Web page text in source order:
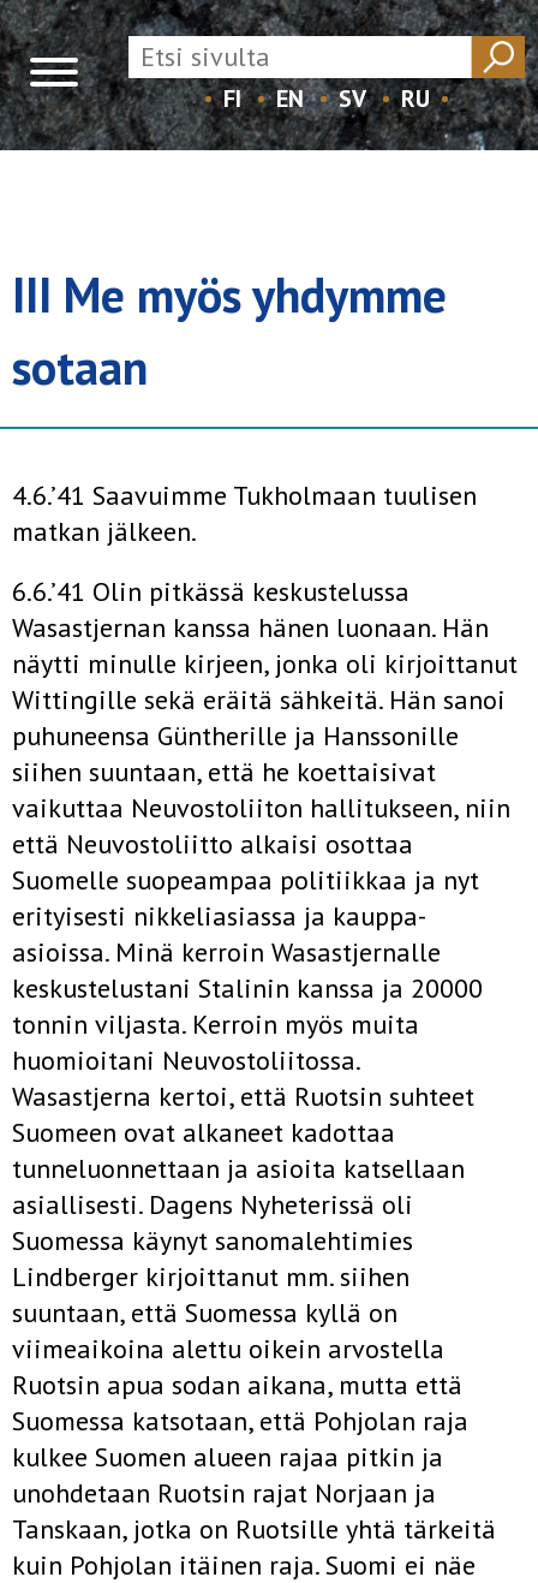
FI EN SV RU
III Me myös yhdymme
sotaan
4.6.’41 Saavuimme Tukholmaan tuulisen
matkan jälkeen.
6.6.’41 Olin pitkässä keskustelussa
Wasastjernan kanssa hänen luonaan. Hän
näytti minulle kirjeen, jonka oli kirjoittanut
Wittingille sekä eräitä sähkeitä. Hän sanoi
puhuneensa Güntherille ja Hanssonille
siihen suuntaan, että he koettaisivat
vaikuttaa Neuvostoliiton hallitukseen, niin
että Neuvostoliitto alkaisi osottaa
Suomelle suopeampaa politiikkaa ja nyt
erityisesti nikkeliasiassa ja kauppa-
asioissa. Minä kerroin Wasastjernalle
keskustelustani Stalinin kanssa ja 20000
tonnin viljasta. Kerroin myös muita
huomioitani Neuvostoliitossa.
Wasastjerna kertoi, että Ruotsin suhteet
Suomeen ovat alkaneet kadottaa
tunneluonnettaan ja asioita katsellaan
asiallisesti. Dagens Nyheterissä oli
Suomessa käynyt sanomalehtimies
Lindberger kirjoittanut mm. siihen
suuntaan, että Suomessa kyllä on
viimeaikoina alettu oikein arvostella
Ruotsin apua sodan aikana, mutta että
Suomessa katsotaan, että Pohjolan raja
kulkee Suomen alueen rajaa pitkin ja
unohdetaan Ruotsin rajat Norjaan ja
Tanskaan, jotka on Ruotsille yhtä tärkeitä
kuin Pohjolan itäinen raja. Suomi ei näe